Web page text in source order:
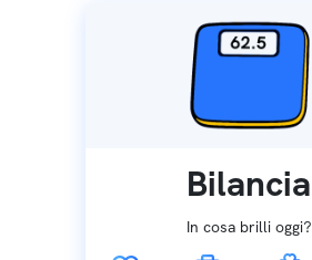
Bilancia
In cosa brilli oggi?